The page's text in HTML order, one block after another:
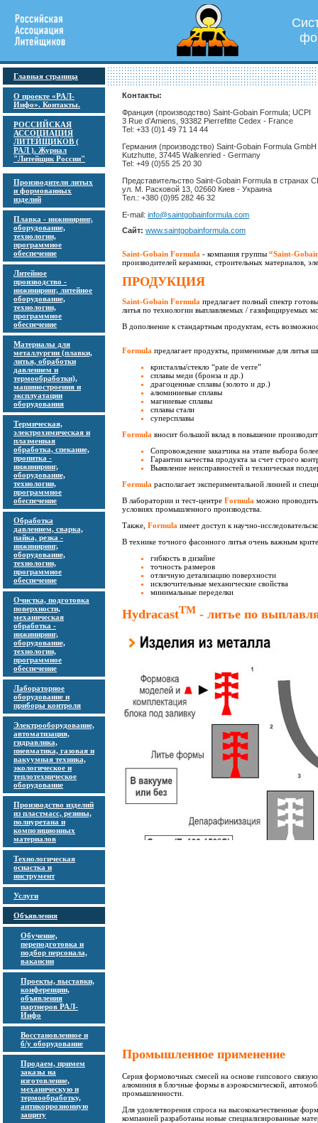
Главная страница
О проекте «РАЛ-
Инфо». Контакты.
РОССИЙСКАЯ
АССОЦИАЦИЯ
ЛИТЕЙЩИКОВ (
РАЛ ). Журнал
"Литейщик России"
Производители литых
и формованных
изделий
Плавка - инжиниринг,
оборудование,
технологии,
программное
обеспечение
Литейное
производство -
инжиниринг, литейное
оборудование,
технологии,
программное
обеспечение
Материалы для
металлургии (плавки,
литья, обработки
давлением и
термообработки),
машиностроения и
эксплуатации
оборудования
Термическая,
электрохимическая и
плазменная
обработка, спекание,
пропитка -
инжиниринг,
оборудование,
технологии,
программное
обеспечение
Обработка
давлением, сварка,
пайка, резка -
инжиниринг,
оборудование,
технологии,
программное
обеспечение
Очистка, подготовка
поверхности,
механическая
обработка -
инжиниринг,
оборудование,
технологии,
программное
обеспечение
Лабораторное
оборудование и
приборы контроля
Электрооборудование,
автоматизация,
гидравлика,
пневматика, газовая и
вакуумная техника,
экологическое и
теплотехническое
оборудование
Производство изделий
из пластмасс, резины,
полиуретана и
композиционных
материалов
Технологическая
оснастка и
инструмент
Услуги
Объявления
Обучение,
переподготовка и
подбор персонала,
вакансии
Проекты, выставки,
конференции,
объявления
партнеров РАЛ-
Инфо
Восстановленное и
б/у оборудование
Продаем, примем
заказы на
изготовление,
механическую и
термообработку,
антикоррозионную
защиту
Контакты:
Франция (производство) Saint-Gobain Formula; UCPI
3 Rue d’Amiens, 93382 Pierrefitte Cedex - France
Tel: +33 (0)1 49 71 14 44
Германия (производство) Saint-Gobain Formula GmbH
Kutzhutte, 37445 Walkenried - Germany
Tel: +49 (0)55 25 20 30
Представительство Saint-Gobain Formula в странах
ул. М. Расковой 13, 02660 Киев - Украина
Тел.: +380 (0)95 282 46 32
E-mail: info@saintgobainformula.com
Сайт: www.saintgobainformula.com
Saint-Gobain Formula - компания группы “Saint-
производителей керамики, строительных материалов,
ПРОДУКЦИЯ
Saint-Gobain Formula предлагает полный спектр
литья по технологии выплавляемых / газифицируемых
В дополнение к стандартным продуктам, есть
Formula предлагает продукты, применимые для литья
кристаллы/стекло “pate de verre”
сплавы меди (бронза и др.)
драгоценные сплавы (золото и др.)
алюминиевые сплавы
магниевые сплавы
сплавы стали
суперсплавы
Formula вносит большой вклад в повышение
Сопровождение заказчика на этапе выбора
Гарантии качества продукта за счет строго
Выявление неисправностей и техническая
Formula располагает экспериментальной линией и
В лаборатории и тест-центре Formula можно проводить
условиях промышленного производства.
Также, Formula имеет доступ к научно-
В технике точного фасонного литья очень важным
гибкость в дизайне
точность размеров
отличную детализацию поверхности
исключительные механические свойства
минимальные переделки
HydracastТМ - литье по
Промышленное применение
Серия формовочных смесей на основе гипсового
алюминия в блочные формы в аэрокосмической,
промышленности.
Для удовлетворения спроса на высококачественные
компанией разработаны новые специализированные